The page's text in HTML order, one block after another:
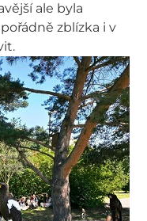
ale byla
zblízka i v